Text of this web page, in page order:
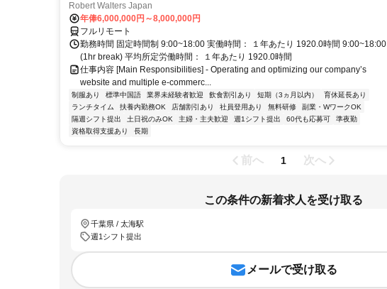
Robert Walters Japan
年俸6,000,000円～8,000,000円
フルリモート
勤務時間 固定時間制 9:00~18:00 実働時間： １年あたり 1920.0時間 9:00~18:00
(1hr break) 平均所定労働時間： １年あたり 1920.0時間
仕事内容 [Main Responsibilities] - Operating and optimizing our company’s
website and multiple e-commerc...
制服あり 標準中国語 業界未経験者歓迎 飲食割引あり 短期（3ヵ月以内）
育休延長あり
ランチタイム
扶養内勤務OK 店舗割引あり 社員登用あり 無料研修
副業・WワークOK
隔週シフト提出
土日祝のみOK 主婦・主夫歓迎 週1シフト提出 60代も応募可
準夜勤
資格取得支援あり
長期
前へ 1 次へ
この条件の新着求人を受け取る
千葉県 / 太海駅
週1シフト提出
メールで受け取る